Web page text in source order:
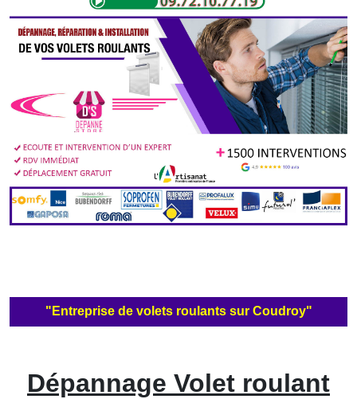
"Entreprise de volets roulants sur Coudroy"
Dépannage Volet roulant